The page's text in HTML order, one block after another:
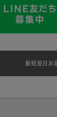
最短翌日お